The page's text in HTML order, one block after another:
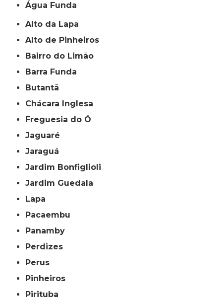
Água Funda
Alto da Lapa
Alto de Pinheiros
Bairro do Limão
Barra Funda
Butantã
Chácara Inglesa
Freguesia do Ó
Jaguaré
Jaraguá
Jardim Bonfiglioli
Jardim Guedala
Lapa
Pacaembu
Panamby
Perdizes
Perus
Pinheiros
Pirituba